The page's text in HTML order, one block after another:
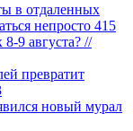
в отдаленных
непросто 415
9 августа? //
превратит
новый мурал